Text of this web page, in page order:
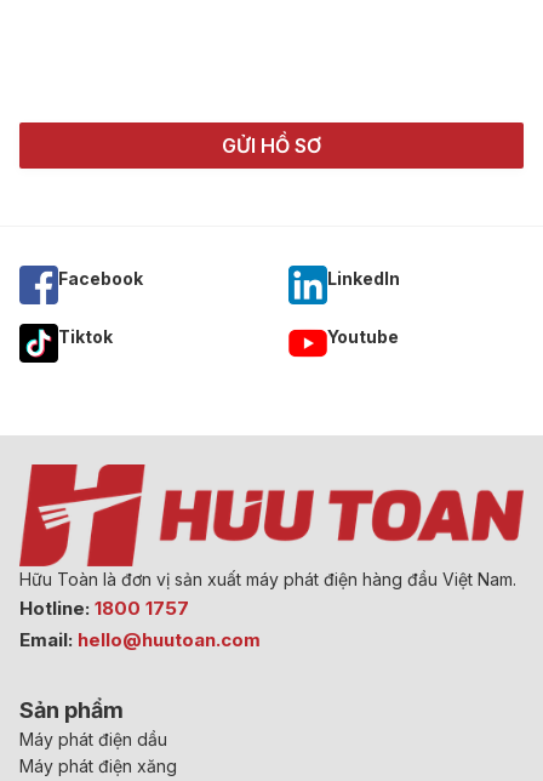
Facebook Linkedln
Tiktok Youtube
Hữu Toàn là đơn vị sản xuất máy phát điện hàng đầu Việt Nam.
Hotline: 1800 1757
Email: hello@huutoan.com
Sản phẩm
Máy phát điện dầu
Máy phát điện xăng